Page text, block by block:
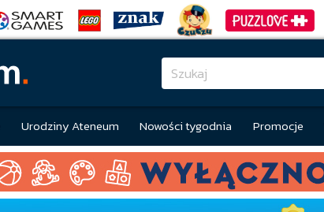
Urodziny Ateneum Nowości tygodnia Promocje